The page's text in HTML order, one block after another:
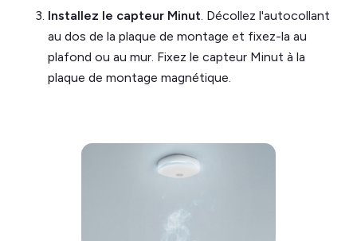
Installez le capteur Minut. Décollez l'autocollant
au dos de la plaque de montage et fixez-la au
plafond ou au mur. Fixez le capteur Minut à la
plaque de montage magnétique.